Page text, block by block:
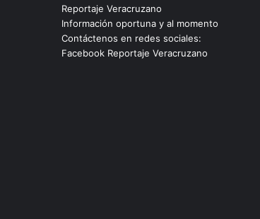
Reportaje Veracruzano
Información oportuna y al momento
Contáctenos en redes sociales:
Facebook Reportaje Veracruzano